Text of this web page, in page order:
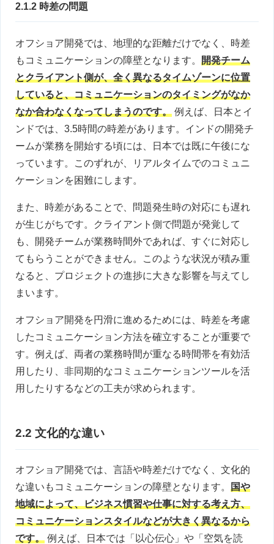
2.1.2 時差の問題
オフショア開発では、地理的な距離だけでなく、時差
もコミュニケーションの障壁となります。 開発チーム
とクライアント側が、全く異なるタイムゾーンに位置
していると、コミュニケーションのタイミングがなか
なか合わなくなってしまうのです。 例えば、日本とイ
ンドでは、3.5時間の時差があります。インドの開発チ
ームが業務を開始する頃には、日本では既に午後にな
っています。このずれが、リアルタイムでのコミュニ
ケーションを困難にします。
また、時差があることで、問題発生時の対応にも遅れ
が生じがちです。クライアント側で問題が発覚して
も、開発チームが業務時間外であれば、すぐに対応し
てもらうことができません。このような状況が積み重
なると、プロジェクトの進捗に大きな影響を与えてし
まいます。
オフショア開発を円滑に進めるためには、時差を考慮
したコミュニケーション方法を確立することが重要で
す。例えば、両者の業務時間が重なる時間帯を有効活
用したり、非同期的なコミュニケーションツールを活
用したりするなどの工夫が求められます。
2.2 文化的な違い
オフショア開発では、言語や時差だけでなく、文化的
な違いもコミュニケーションの障壁となります。 国や
地域によって、ビジネス慣習や仕事に対する考え方、
コミュニケーションスタイルなどが大きく異なるから
です。 例えば、日本では「以心伝心」や「空気を読